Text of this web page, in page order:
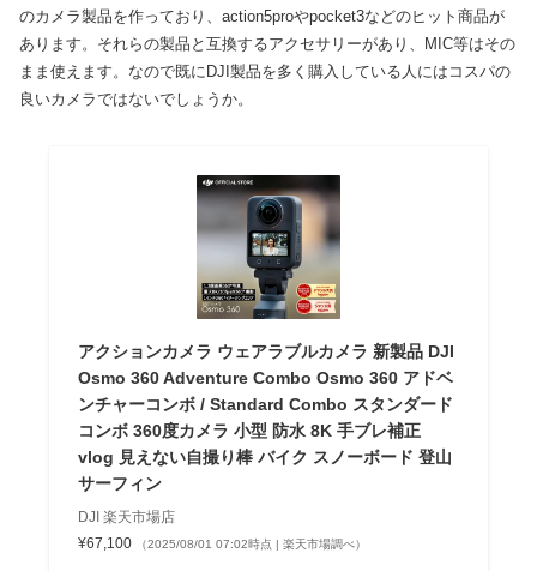
のカメラ製品を作っており、action5proやpocket3などのヒット商品が
あります。それらの製品と互換するアクセサリーがあり、MIC等はその
まま使えます。なので既にDJI製品を多く購入している人にはコスパの
良いカメラではないでしょうか。
アクションカメラ ウェアラブルカメラ 新製品 DJI
Osmo 360 Adventure Combo Osmo 360 アドベ
ンチャーコンボ / Standard Combo スタンダード
コンボ 360度カメラ 小型 防水 8K 手ブレ補正
vlog 見えない自撮り棒 バイク スノーボード 登山
サーフィン
DJI 楽天市場店
¥67,100
（2025/08/01 07:02時点 | 楽天市場調べ）